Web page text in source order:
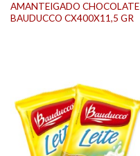
AMANTEIGADO CHOCOLATE
BAUDUCCO CX400X11,5 GR